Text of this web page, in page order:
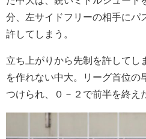
分、左サイドフリーの相手にパ
許してしまう。
立ち上がりから先制を許してし
を作れない中大。リーグ首位の
つけられ、０－２で前半を終え